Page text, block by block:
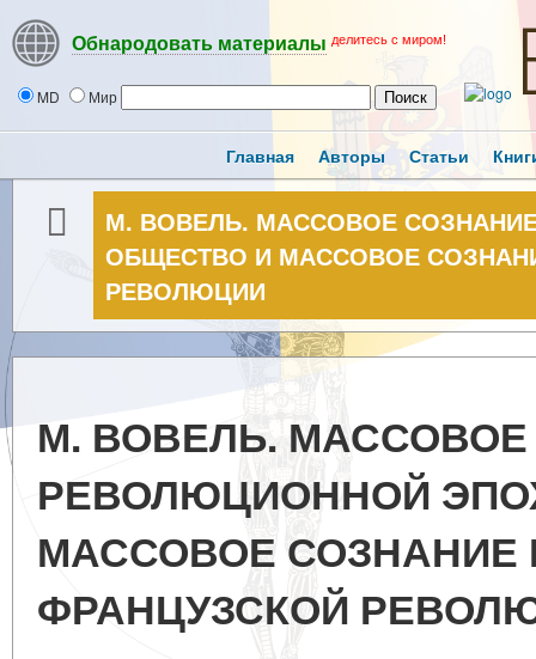
Обнародовать материалы делитесь с миром!
MD Мир
Главная Авторы Статьи
М. ВОВЕЛЬ. МАССОВОЕ
ОБЩЕСТВО И МАССОВОЕ
РЕВОЛЮЦИИ
М. ВОВЕЛЬ.
РЕВОЛЮЦИОННОЙ
МАССОВОЕ СОЗНАНИЕ
ФРАНЦУЗСКОЙ